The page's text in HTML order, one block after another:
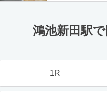
鴻池新田駅
1R